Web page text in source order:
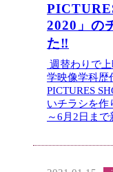
2020」の
た‼
週替わりで
学映像学科歴
PICTURES
いチラシを作
～6月2日ま